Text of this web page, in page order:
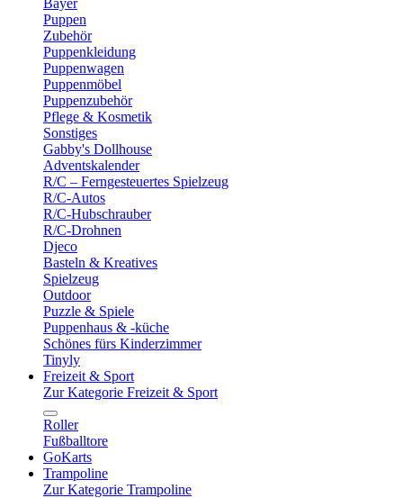
Bayer
Puppen
Zubehör
Puppenkleidung
Puppenwagen
Puppenmöbel
Puppenzubehör
Pflege & Kosmetik
Sonstiges
Gabby's Dollhouse
Adventskalender
R/C – Ferngesteuertes Spielzeug
R/C-Autos
R/C-Hubschrauber
R/C-Drohnen
Djeco
Basteln & Kreatives
Spielzeug
Outdoor
Puzzle & Spiele
Puppenhaus & -küche
Schönes fürs Kinderzimmer
Tinyly
Freizeit & Sport
Zur Kategorie Freizeit & Sport
Roller
Fußballtore
GoKarts
Trampoline
Zur Kategorie Trampoline